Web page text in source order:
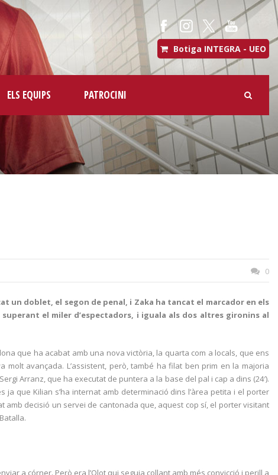
Botiga INTEGRA - UEO
ELS EQUIPS PATROCINI
0
un doblet, el segon de penal, i Zaka ha tancat el marcador en els
el miler d’espectadors, i iguala als dos altres gironins al
que ha acabat amb una nova victòria, la quarta com a locals, que ens
avançada. L’assistent, però, també ha filat ben prim en la majoria
Arranz, que ha executat de puntera a la base del pal i cap a dins (24′).
que Kilian s’ha internat amb determinació dins l’àrea petita i el porter
amb decisió un servei de cantonada que, aquest cop sí, el porter visitant
a córner. Però era l’Olot qui seguia collant amb més convicció i perill a